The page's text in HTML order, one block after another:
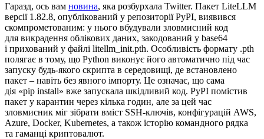
Гаразд, ось вам новина, яка розбурхала Twitter. Пакет LiteLLM
версії 1.82.8, опублікований у репозиторії PyPI, виявився
скомпрометованим: у нього вбудували зловмисний код
для викрадення облікових даних, закодований у base64
і прихований у файлі litellm_init.pth. Особливість формату .pth
полягає в тому, що Python виконує його автоматично під час
запуску будь-якого скрипта в середовищі, де встановлено
пакет – навіть без явного імпорту. Це означає, що сама
дія «pip install» вже запускала шкідливий код. PyPI помістив
пакет у карантин через кілька годин, але за цей час
зловмисник міг зібрати вміст SSH-ключів, конфігурацій AWS,
Azure, Docker, Kubernetes, а також історію командного рядка
та гаманці криптовалют.